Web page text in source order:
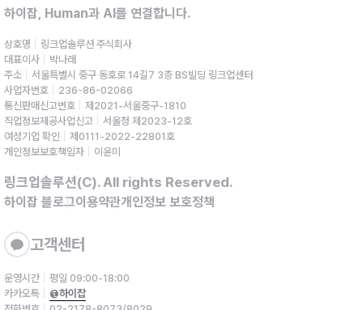
하이잡, Human과 AI를 연결합니다.
상호명
링크업솔루션 주식회사
대표이사
박나래
주소
서울특별시 중구 동호로 14길7 3층 BS빌딩 링크업센터
사업자번호
236-86-02066
통신판매신고번호
제2021-서울중구-1810
직업정보제공사업신고
서울청 제2023-12호
여성기업 확인
제0111-2022-22801호
개인정보보호책임자
이윤미
링크업솔루션(C). All rights Reserved.
하이잡 블로그이용약관개인정보 보호정책
고객센터
운영시간
평일 09:00-18:00
카카오톡
@하이잡